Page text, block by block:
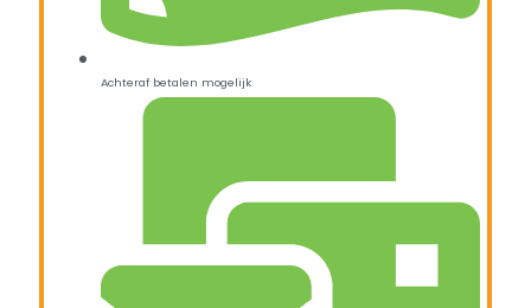
Achteraf betalen mogelijk